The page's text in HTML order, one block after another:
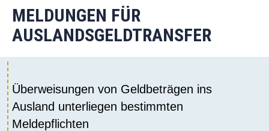
MELDUNGEN FÜR
AUSLANDSGELDTRANSFER
Überweisungen von Geldbeträgen ins
Ausland unterliegen bestimmten
Meldepflichten